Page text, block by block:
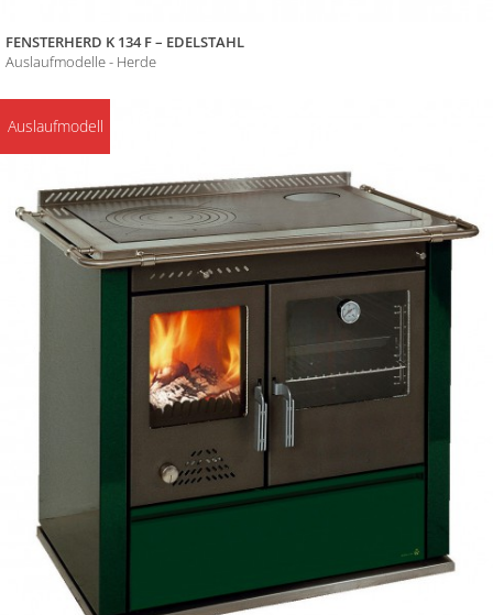
FENSTERHERD K 134 F – EDELSTAHL
Auslaufmodelle - Herde
Auslaufmodell